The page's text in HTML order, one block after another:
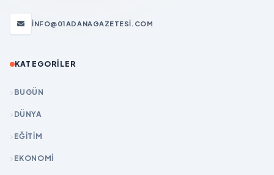
INFO@01ADANAGAZETESI.COM
KATEGORILER
BUGÜN
DÜNYA
EĞİTİM
EKONOMİ